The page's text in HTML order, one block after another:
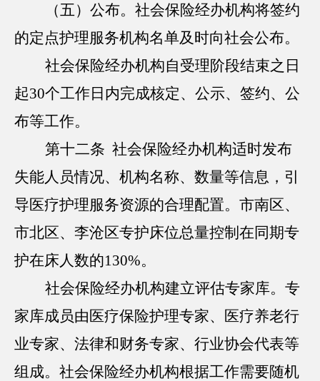
（五）公布。社会保险经办机构将签约
的定点护理服务机构名单及时向社会公布。
社会保险经办机构自受理阶段结束之日
起30个工作日内完成核定、公示、签约、公
布等工作。
第十二条 社会保险经办机构适时发布
失能人员情况、机构名称、数量等信息，引
导医疗护理服务资源的合理配置。市南区、
市北区、李沧区专护床位总量控制在同期专
护在床人数的130%。
社会保险经办机构建立评估专家库。专
家库成员由医疗保险护理专家、医疗养老行
业专家、法律和财务专家、行业协会代表等
组成。社会保险经办机构根据工作需要随机